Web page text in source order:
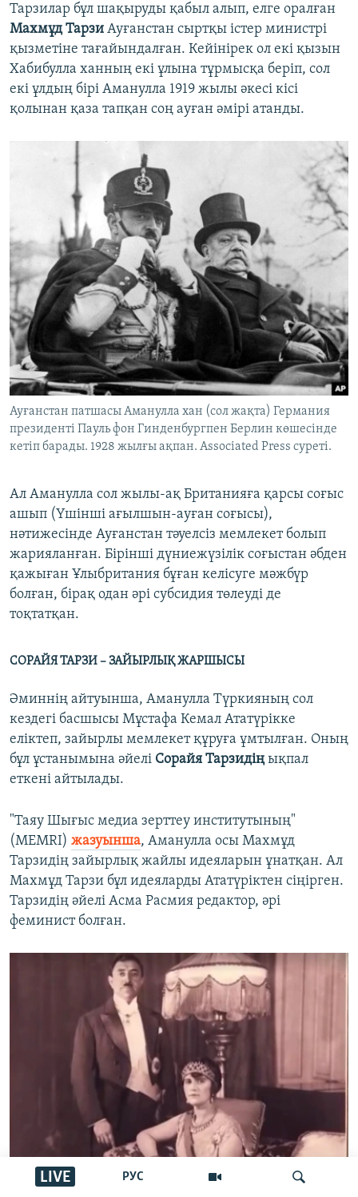
РУС
LIVE
Тарзилар бұл шақыруды қабыл алып, елге оралған
Махмұд Тарзи Ауғанстан сыртқы істер министрі
қызметіне тағайындалған. Кейінірек ол екі қызын
Хабибулла ханның екі ұлына тұрмысқа беріп, сол
екі ұлдың бірі Аманулла 1919 жылы әкесі кісі
қолынан қаза тапқан соң ауған әмірі атанды.
Ауғанстан патшасы Аманулла хан (сол жақта) Германия
президенті Пауль фон Гинденбургпен Берлин көшесінде
кетіп барады. 1928 жылғы ақпан. Associated Press суреті.
Ал Аманулла сол жылы-ақ Британияға қарсы соғыс
ашып (Үшінші ағылшын-ауған соғысы),
нәтижесінде Ауғанстан тәуелсіз мемлекет болып
жарияланған. Бірінші дүниежүзілік соғыстан әбден
қажыған Ұлыбритания бұған келісуге мәжбүр
болған, бірақ одан әрі субсидия төлеуді де
тоқтатқан.
СОРАЙЯ ТАРЗИ – ЗАЙЫРЛЫҚ ЖАРШЫСЫ
Әминнің айтуынша, Аманулла Түркияның сол
кездегі басшысы Мұстафа Кемал Ататүрікке
еліктеп, зайырлы мемлекет құруға ұмтылған. Оның
бұл ұстанымына әйелі Сорайя Тарзидіңықпал
еткені айтылады.
"Таяу Шығыс медиа зерттеу институтының"
(MEMRI) жазуынша, Аманулла осы Махмұд
Тарзидің зайырлық жайлы идеяларын ұнатқан. Ал
Махмұд Тарзи бұл идеяларды Ататүріктен сіңірген.
Тарзидің әйелі Асма Расмия редактор, әрі
феминист болған.